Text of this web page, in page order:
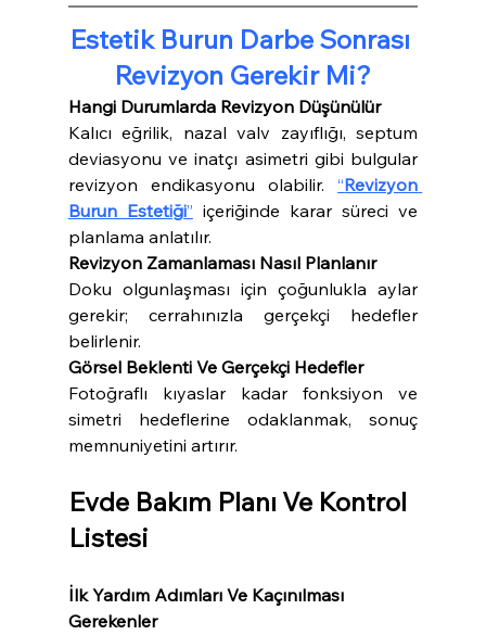
Estetik Burun Darbe Sonrası
Revizyon Gerekir Mi?
Hangi Durumlarda Revizyon Düşünülür
Kalıcı eğrilik, nazal valv zayıflığı, septum
deviasyonu ve inatçı asimetri gibi bulgular
revizyon endikasyonu olabilir. “Revizyon
Burun Estetiği” içeriğinde karar süreci ve
planlama anlatılır.
Revizyon Zamanlaması Nasıl Planlanır
Doku olgunlaşması için çoğunlukla aylar
gerekir; cerrahınızla gerçekçi hedefler
belirlenir.
Görsel Beklenti Ve Gerçekçi Hedefler
Fotoğraflı kıyaslar kadar fonksiyon ve
simetri hedeflerine odaklanmak, sonuç
memnuniyetini artırır.
Evde Bakım Planı Ve Kontrol
Listesi
İlk Yardım Adımları Ve Kaçınılması
Gerekenler